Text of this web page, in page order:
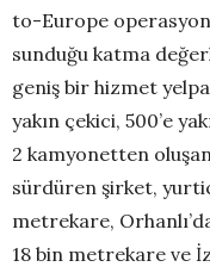
to-Europe
sunduğu katma
geniş bir hizmet
yakın çekici, 500’e
2 kamyonetten
sürdüren şirket,
metrekare,
18 bin metrekare ve